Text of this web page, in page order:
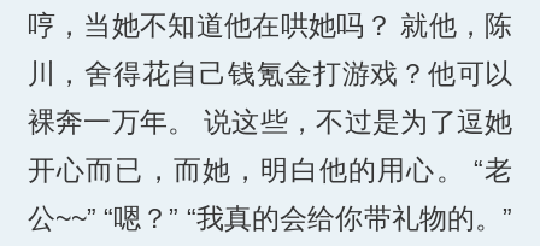
哼，当她不知道他在哄她吗？ 就他，陈
川，舍得花自己钱氪金打游戏？他可以
裸奔一万年。 说这些，不过是为了逗她
开心而已，而她，明白他的用心。 “老
公~~” “嗯？” “我真的会给你带礼物的。”